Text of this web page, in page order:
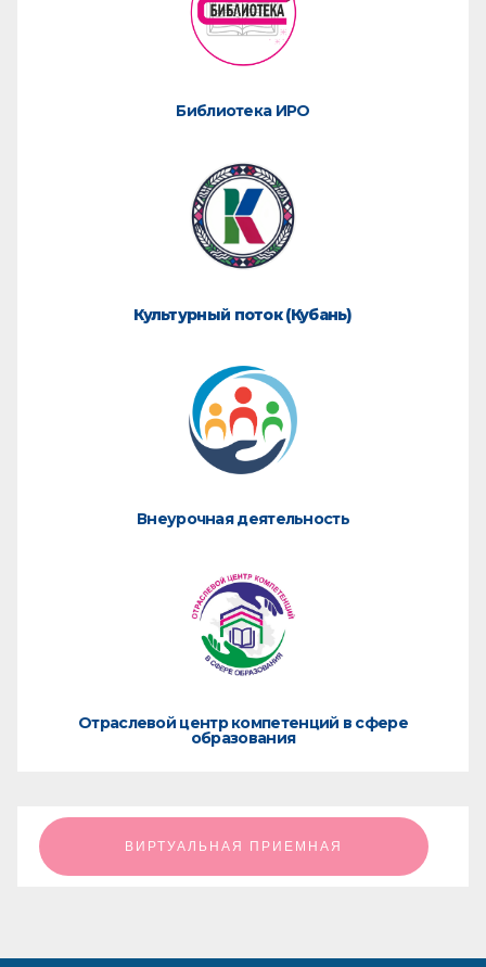
Библиотека ИРО
Культурный поток (Кубань)
Внеурочная деятельность
Отраслевой центр компетенций в сфере
образования
ㅤㅤㅤㅤㅤㅤㅤㅤㅤВИРТУАЛЬНАЯ ПРИЕМНАЯㅤㅤㅤㅤㅤㅤㅤㅤㅤ